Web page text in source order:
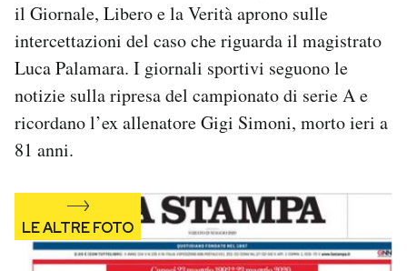
Notifiche mobile
Regala il Post
il Giornale, Libero e la Verità aprono sulle
intercettazioni del caso che riguarda il magistrato
Luca Palamara. I giornali sportivi seguono le
notizie sulla ripresa del campionato di serie A e
ricordano l’ex allenatore Gigi Simoni, morto ieri a
81 anni.